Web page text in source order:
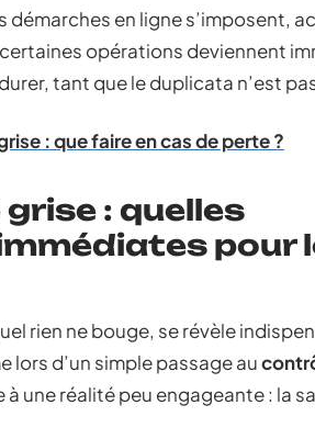
démarches en ligne s’imposent,
opérations deviennent
tant que le duplicata n’est
: que faire en cas de perte ?
: quelles
pour
rien ne bouge, se révèle
lors d’un simple passage au
une réalité peu engageante : la